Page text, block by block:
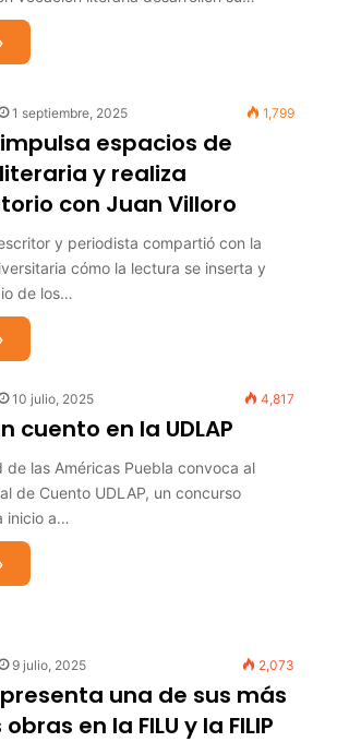
1 septiembre, 2025 1,799
impulsa espacios de
y realiza
con Juan Villoro
y periodista compartió con la
cómo la lectura se inserta y
de los…
10 julio, 2025 4,817
cuento en la UDLAP
de las Américas Puebla convoca al
de Cuento UDLAP, un concurso
inicio a…
9 julio, 2025 2,073
presenta una de sus más
en la FILU y la FILIP